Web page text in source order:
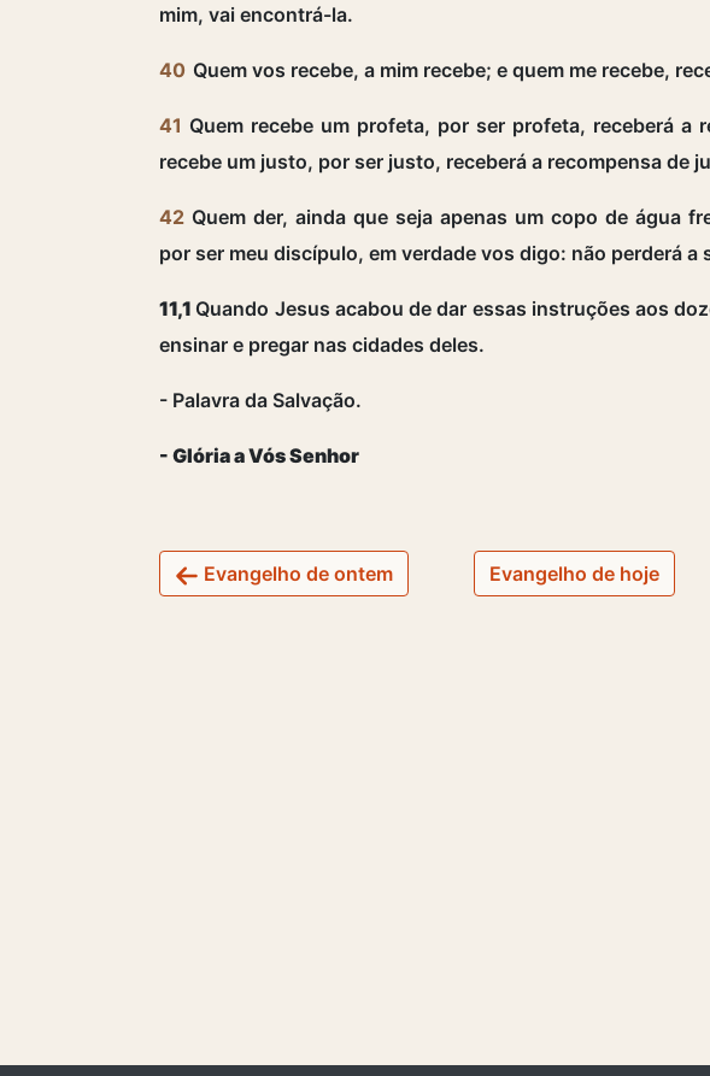
mim, vai encontrá-la.
40 Quem vos recebe, a mim recebe; e quem me recebe,
41 Quem recebe um profeta, por ser profeta, receberá a
recebe um justo, por ser justo, receberá a recompensa de
42 Quem der, ainda que seja apenas um copo de água
por ser meu discípulo, em verdade vos digo: não perderá a
11,1 Quando Jesus acabou de dar essas instruções aos
ensinar e pregar nas cidades deles.
- Palavra da Salvação.
- Glória a Vós Senhor
Evangelho de ontem Evangelho de hoje